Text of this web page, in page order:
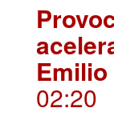
Emilio
02:20